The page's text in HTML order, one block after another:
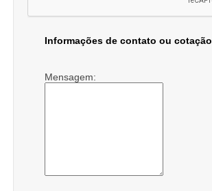
Informações de contato ou cotação
Mensagem: